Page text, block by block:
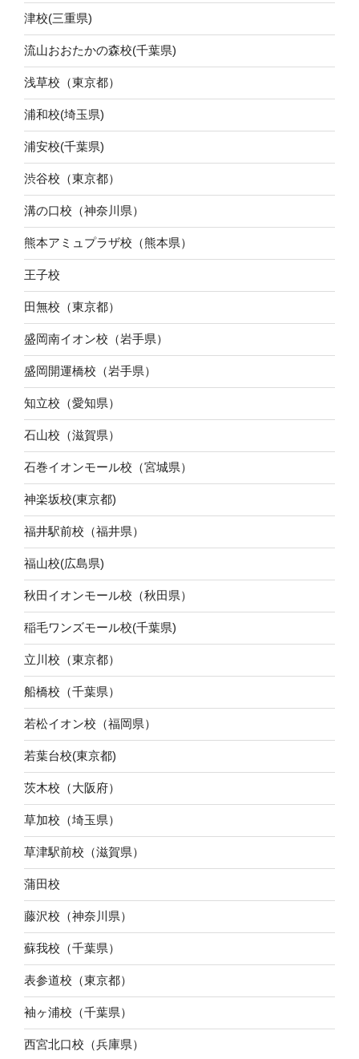
津校(三重県)
流山おおたかの森校(千葉県)
浅草校（東京都）
浦和校(埼玉県)
浦安校(千葉県)
渋谷校（東京都）
溝の口校（神奈川県）
熊本アミュプラザ校（熊本県）
王子校
田無校（東京都）
盛岡南イオン校（岩手県）
盛岡開運橋校（岩手県）
知立校（愛知県）
石山校（滋賀県）
石巻イオンモール校（宮城県）
神楽坂校(東京都)
福井駅前校（福井県）
福山校(広島県)
秋田イオンモール校（秋田県）
稲毛ワンズモール校(千葉県)
立川校（東京都）
船橋校（千葉県）
若松イオン校（福岡県）
若葉台校(東京都)
茨木校（大阪府）
草加校（埼玉県）
草津駅前校（滋賀県）
蒲田校
藤沢校（神奈川県）
蘇我校（千葉県）
表参道校（東京都）
袖ヶ浦校（千葉県）
西宮北口校（兵庫県）